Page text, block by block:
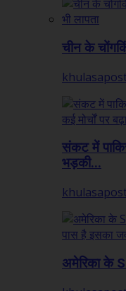
चीन के
संकट में
भड़की...
अमेरिका के